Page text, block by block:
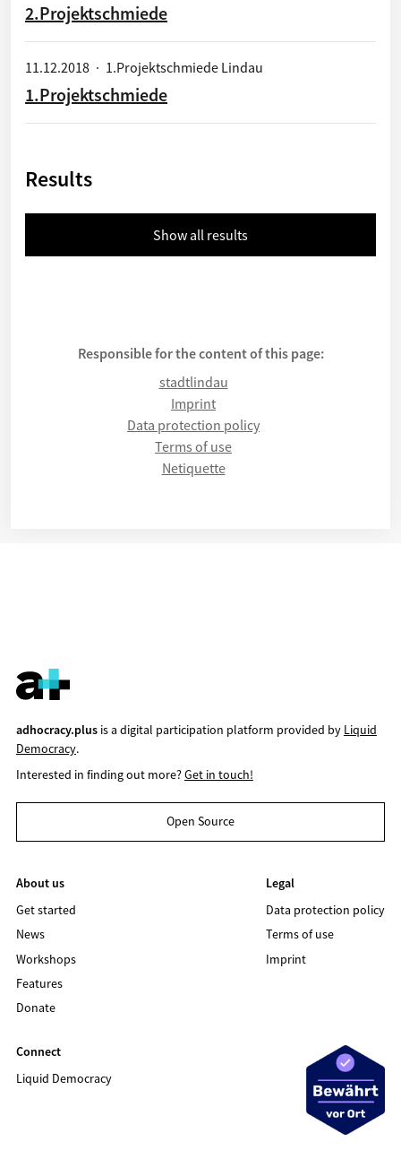
2.Projektschmiede
11.12.2018 · 1.Projektschmiede Lindau
1.Projektschmiede
Results
Show all results
Responsible for the content of this page:
stadtlindau
Imprint
Data protection policy
Terms of use
Netiquette
adhocracy.plusis a digital participation platform provided by Liquid
Democracy.
Interested in finding out more?Get in touch!
Open Source
About us
Get started
News
Workshops
Features
Donate
Legal
Data protection policy
Terms of use
Imprint
Connect
Liquid Democracy